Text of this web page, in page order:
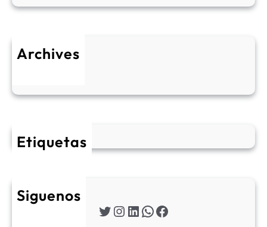
Archives
Etiquetas
Siguenos
Twitter Instagram LinkedIn WhatsApp Facebook